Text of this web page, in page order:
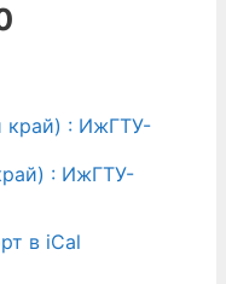
край) : ИжГТУ-
: ИжГТУ-
в iCal